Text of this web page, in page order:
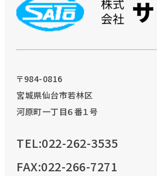
〒984-0816
宮城県仙台市若林区
河原町一丁目６番１号
TEL:022-262-3535
FAX:022-266-7271